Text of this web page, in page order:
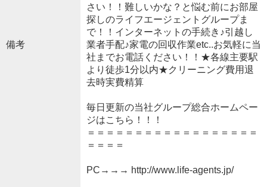
備考
さい！！難しいかな？と悩む前にお部屋
探しのライフエージェントグループま
で！！インターネットの手続き♪引越し
業者手配♪家電の回収作業etc..お気軽に当
社までお電話ください！！★各線主要駅
より徒歩1分以内★クリーニング費用退
去時実費精算
毎日更新の当社グループ総合ホームペー
ジはこちら！！！
＝＝＝＝＝＝＝＝＝＝＝＝＝＝＝＝＝＝
＝＝＝＝
PC→→→ http://www.life-agents.jp/